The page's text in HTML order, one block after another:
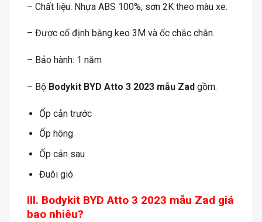
– Chất liệu: Nhựa ABS 100%, sơn 2K theo màu xe.
– Được cố định bằng keo 3M và ốc chắc chắn.
– Bảo hành: 1 năm
– Bộ Bodykit BYD Atto 3 2023 mẫu Zad gồm:
Ốp cản trước
Ốp hông
Ốp cản sau
Đuôi gió
III. Bodykit BYD Atto 3 2023 mẫu Zad giá
bao nhiêu?